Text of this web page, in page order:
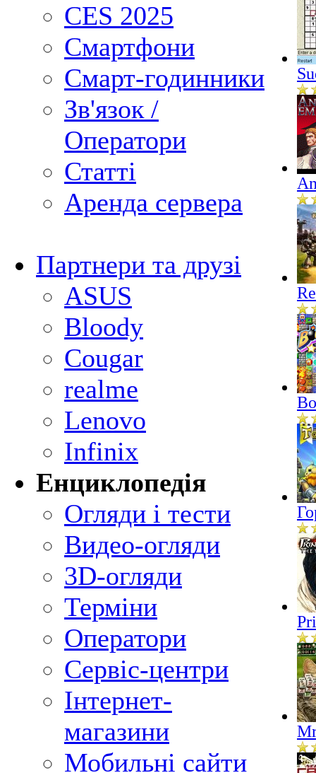
CES 2025
Смартфони
Смарт-годинники
Зв'язок /
Оператори
Статті
Аренда сервера
Партнери та друзі
ASUS
Bloody
Cougar
realme
Lenovo
Infinix
Енциклопедія
Огляди і тести
Видео-огляди
3D-огляди
Терміни
Оператори
Сервіс-центри
Інтернет-
магазини
Мобильні сайти